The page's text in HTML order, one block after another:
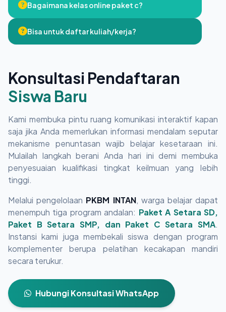
Bagaimana kelas online paket c?
Bisa untuk daftar kuliah/kerja?
Konsultasi Pendaftaran
Siswa Baru
Kami membuka pintu ruang komunikasi interaktif kapan
saja jika Anda memerlukan informasi mendalam seputar
mekanisme penuntasan wajib belajar kesetaraan ini.
Mulailah langkah berani Anda hari ini demi membuka
penyesuaian kualifikasi tingkat keilmuan yang lebih
tinggi.
Melalui pengelolaan PKBM INTAN, warga belajar dapat
menempuh tiga program andalan: Paket A Setara SD,
Paket B Setara SMP, dan Paket C Setara SMA.
Instansi kami juga membekali siswa dengan program
komplementer berupa pelatihan kecakapan mandiri
secara terukur.
Hubungi Konsultasi WhatsApp